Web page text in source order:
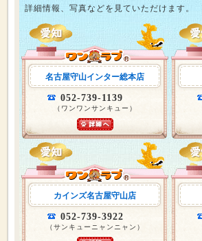
詳細情報、写真などを見ていただけます。
名古屋守山インター総本店
052-739-1139
（ワンワンサンキュー）
カインズ名古屋守山店
052-739-3922
（サンキューニャンニャン）